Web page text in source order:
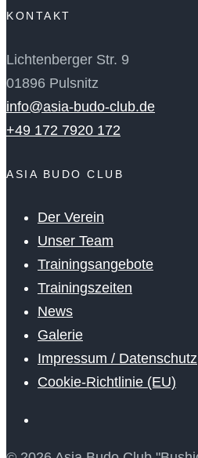
KONTAKT
Lichtenberger Str. 9
01896 Pulsnitz
info@asia-budo-club.de
+49 172 7920 172
ASIA BUDO CLUB
Der Verein
Unser Team
Trainingsangebote
Trainingszeiten
News
Galerie
Impressum / Datenschutz
Cookie-Richtlinie (EU)